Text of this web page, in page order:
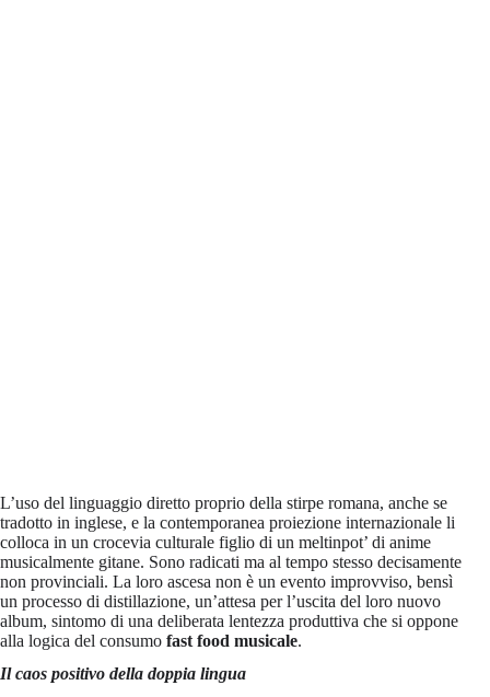
L’uso del linguaggio diretto proprio della stirpe romana, anche se
tradotto in inglese, e la contemporanea proiezione internazionale li
colloca in un crocevia culturale figlio di un meltinpot’ di anime
musicalmente gitane. Sono radicati ma al tempo stesso decisamente
non provinciali. La loro ascesa non è un evento improvviso, bensì
un processo di distillazione, un’attesa per l’uscita del loro nuovo
album, sintomo di una deliberata lentezza produttiva che si oppone
alla logica del consumo fast food musicale.
Il caos positivo della doppia lingua